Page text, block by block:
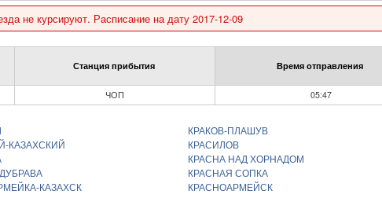
не курсируют. Расписание на дату 2017-12-09
Станция прибытия Время отправления
ЧОП 05:47
КРАКОВ-ПЛАШУВ
КАЗАХСКИЙ
КРАСИЛОВ
КРАСНА НАД ХОРНАДОМ
КРАСНАЯ СОПКА
КАЗАХСК
КРАСНОАРМЕЙСК